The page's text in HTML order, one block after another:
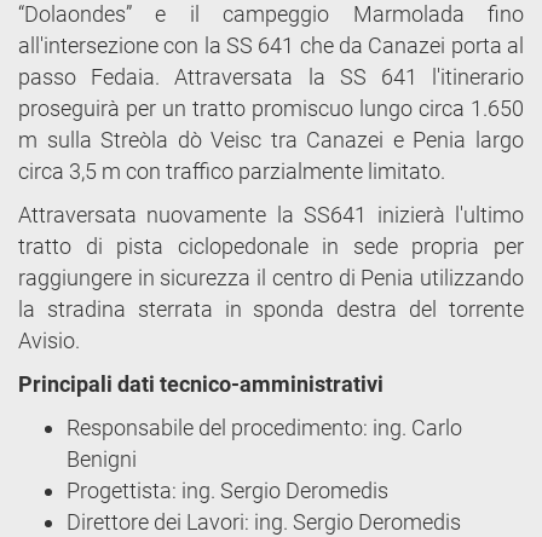
“Dolaondes” e il campeggio Marmolada fino
all'intersezione con la SS 641 che da Canazei porta al
passo Fedaia. Attraversata la SS 641 l'itinerario
proseguirà per un tratto promiscuo lungo circa 1.650
m sulla Streòla dò Veisc tra Canazei e Penia largo
circa 3,5 m con traffico parzialmente limitato.
Attraversata nuovamente la SS641 inizierà l'ultimo
tratto di pista ciclopedonale in sede propria per
raggiungere in sicurezza il centro di Penia utilizzando
la stradina sterrata in sponda destra del torrente
Avisio.
Principali dati tecnico-amministrativi
Responsabile del procedimento: ing. Carlo
Benigni
Progettista: ing. Sergio Deromedis
Direttore dei Lavori: ing. Sergio Deromedis